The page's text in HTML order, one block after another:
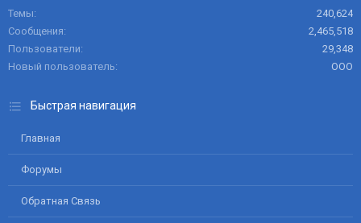
Темы
240,624
Сообщения
2,465,518
Пользователи
29,348
Новый пользователь
ООО
Быстрая навигация
Главная
Форумы
Обратная Связь